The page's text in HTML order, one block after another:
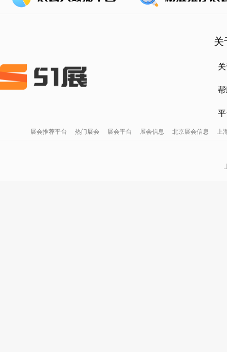
关
展会推荐平台 热门展会 展会平台 展会信息 北京展会信息 上